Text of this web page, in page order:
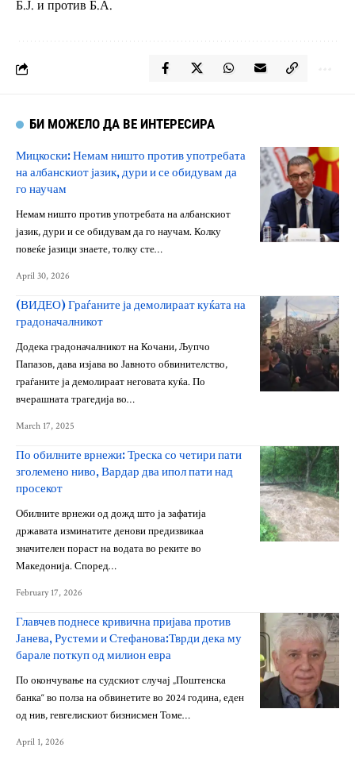
Б.Ј. и против Б.А.
БИ МОЖЕЛО ДА ВЕ ИНТЕРЕСИРА
Мицкоски: Немам ништо против употребата
на албанскиот јазик, дури и се обидувам да
го научам
Немам ништо против употребата на албанскиот
јазик, дури и се обидувам да го научам. Колку
повеќе јазици знаете, толку сте…
April 30, 2026
(ВИДЕО) Граѓаните ја демолираат куќата на
градоначалникот
Додека градоначалникот на Кочани, Љупчо
Папазов, дава изјава во Јавното обвинителство,
граѓаните ја демолираат неговата куќа. По
вчерашната трагедија во…
March 17, 2025
По обилните врнежи: Треска со четири пати
зголемено ниво, Вардар два ипол пати над
просекот
Обилните врнежи од дожд што ја зафатија
државата изминатите денови предизвикаа
значителен пораст на водата во реките во
Македонија. Според…
February 17, 2026
Главчев поднесе кривична пријава против
Јанева, Рустеми и Стефанова:Тврди дека му
барале поткуп од милион евра
По окончување на судскиот случај „Поштенска
банка“ во полза на обвинетите во 2024 година, еден
од нив, гевгелискиот бизнисмен Томе…
April 1, 2026